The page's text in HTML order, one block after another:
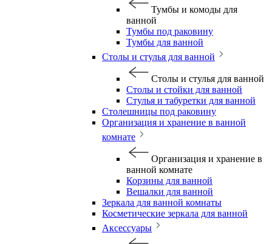
Тумбы и комоды для
ванной
Тумбы под раковину
Тумбы для ванной
Столы и стулья для ванной
Столы и стулья для ванной
Столы и стойки для ванной
Стулья и табуретки для ванной
Столешницы под раковину
Организация и хранение в ванной
комнате
Организация и хранение в
ванной комнате
Корзины для ванной
Вешалки для ванной
Зеркала для ванной комнаты
Косметические зеркала для ванной
Аксессуары